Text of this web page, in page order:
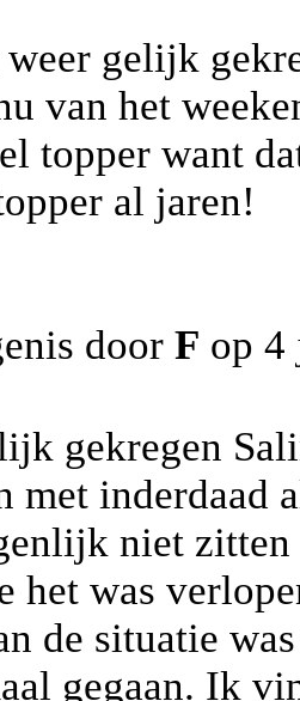
gelijk
van het
topper want
al jaren!
door F op 4
gekregen
met inderdaad
niet
het was
de situatie
gegaan. Ik